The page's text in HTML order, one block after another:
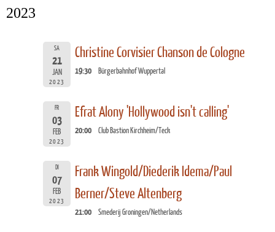
2023
SA
21
JAN
2023
Christine Corvisier Chanson de Cologne
19:30 Bürgerbahnhof Wuppertal
FR
03
FEB
2023
Efrat Alony 'Hollywood isn't calling'
20:00 Club Bastion Kirchheim/Teck
DI
07
FEB
2023
Frank Wingold/Diederik Idema/Paul
Berner/Steve Altenberg
21:00 Smederij Groningen/Netherlands